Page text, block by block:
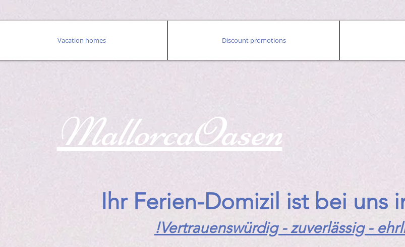
Vacation homes Discount promotions
MallorcaOasen
Ihr Ferien-Domizil ist bei uns
!Vertrauenswürdig - zuverlässig -